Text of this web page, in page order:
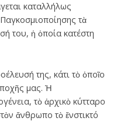
καταλλήλως
τὰ
του, ἡ ὁποία κατέστη
της, κάτι τὸ ὁποῖο
μας. Ἡ
τὸ ἀρχικὸ κύτταρο
ἄνθρωπο τὸ ἔνστικτό